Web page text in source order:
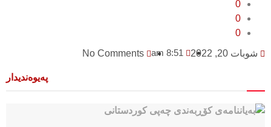
0
0
0
شوبات 20, 2022
8:51 am
No Comments
پەیوەندیدار